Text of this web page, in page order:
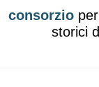
consorzioper
storici